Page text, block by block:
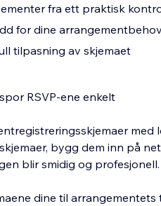
fra ett praktisk
for dine
tilpasning av skjemaet
RSVP-ene enkelt
med
bygg dem inn på
blir smidig og profesjonell.
dine til